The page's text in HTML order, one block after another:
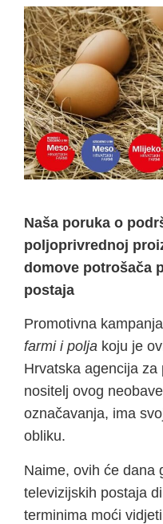
Naša poruka o
poljoprivrednoj
domove potrošača
postaja
Promotivna
farmi i polja koju je
Hrvatska agencija
nositelj ovog
označavanja, ima
obliku.
Naime, ovih će dana
televizijskih postaja
terminima moći